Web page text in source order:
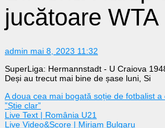
jucătoare WTA
admin mai 8, 2023 11:32
SuperLiga: Hermannstadt - U Craiova
Deși au trecut mai bine de șase luni, Si
A doua cea mai bogată soție de fotbalist
”Știe clar”
Live Text | România U21
Live Video&Score | Miriam Bulgaru